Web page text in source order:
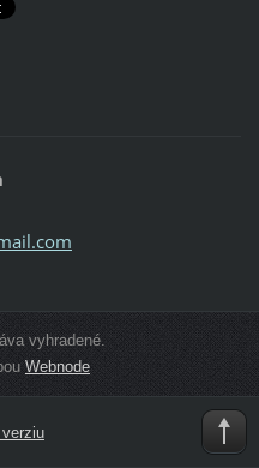
l.com
vyhradené.
Webnode